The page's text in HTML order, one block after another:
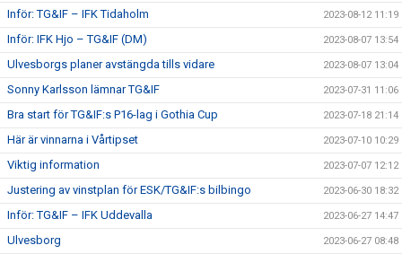
Inför: TG&IF – IFK Tidaholm 2023-08-12 11:19
Inför: IFK Hjo – TG&IF (DM) 2023-08-07 13:54
Ulvesborgs planer avstängda tills vidare 2023-08-07 13:04
Sonny Karlsson lämnar TG&IF 2023-07-31 11:06
Bra start för TG&IF:s P16-lag i Gothia Cup 2023-07-18 21:14
Här är vinnarna i Vårtipset 2023-07-10 10:29
Viktig information 2023-07-07 12:12
Justering av vinstplan för ESK/TG&IF:s bilbingo 2023-06-30 18:32
Inför: TG&IF – IFK Uddevalla 2023-06-27 14:47
Ulvesborg 2023-06-27 08:48